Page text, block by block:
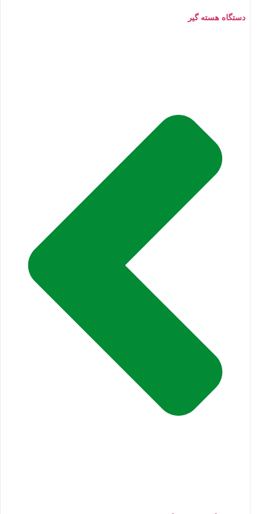
دستگاه هسته گیر